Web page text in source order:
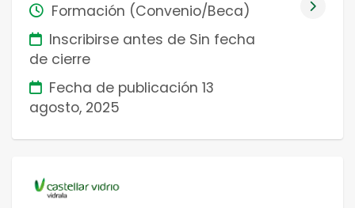
Formación (Convenio/Beca)
Inscribirse antes de Sin fecha
de cierre
Fecha de publicación13
agosto, 2025